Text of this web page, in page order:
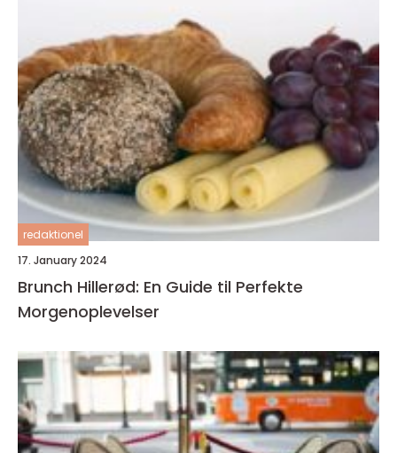
redaktionel
17. January 2024
Brunch Hillerød: En Guide til Perfekte
Morgenoplevelser